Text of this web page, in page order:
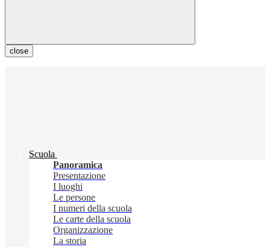
close
Scuola
Panoramica
Presentazione
I luoghi
Le persone
I numeri della scuola
Le carte della scuola
Organizzazione
La storia